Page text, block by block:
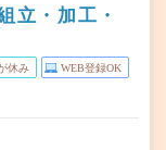
立・加工・
休み WEB登録OK